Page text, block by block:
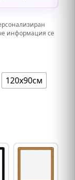
информация се
120х90см